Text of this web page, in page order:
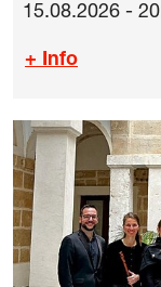
15.08.2026 -
+ Info